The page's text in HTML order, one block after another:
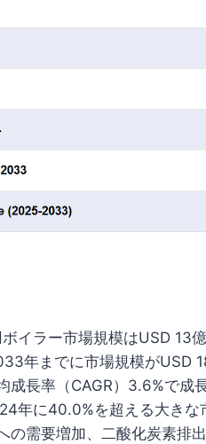
イラー市場規模はUSD 13
年までに市場規模がUSD
成長率（CAGR）3.6%で成
年に40.0%を超える大き
の需要増加、二酸化炭素排